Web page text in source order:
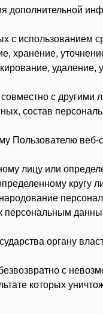
дополнительной
с использованием
хранение,
удаление,
с другими
состав
Пользователю веб-
лицу или
кругу
персональным
органу
с
которых